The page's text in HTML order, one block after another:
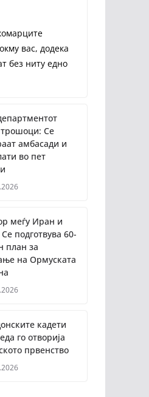
вас, додека
без ниту едно
Се
амбасади и
во пет
меѓу Иран и
подготвува 60-
план за
на Ормуската
кадети
го отворија
првенство